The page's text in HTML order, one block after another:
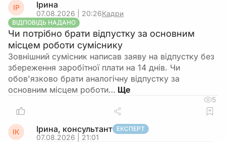
ІР Ірина
07.08.2026 | 20:26Кадри
ВІДПОВІДЬ НАДАНО
Чи потрібно брати відпустку за основним
місцем роботи суміснику
Зовнішний сумісник написав заяву на відпустку без
збереження заробітної плати на 14 днів. Чи
обов'язково брати аналогічну відпустку за
основним місцем роботи…
5
ІК Ірина, консультант ЕКСПЕРТ
07.08.2026 | 21:01